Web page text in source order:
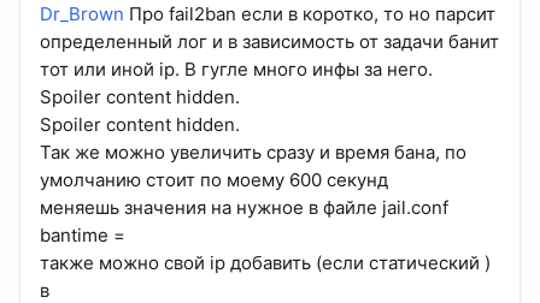
Dr_Brown Про fail2ban если в коротко, то но парсит
определенный лог и в зависимость от задачи банит
тот или иной ip. В гугле много инфы за него.
Spoiler content hidden.
Spoiler content hidden.
Так же можно увеличить сразу и время бана, по
умолчанию стоит по моему 600 секунд
меняешь значения на нужное в файле jail.conf
bantime =
также можно свой ip добавить (если статический )
в